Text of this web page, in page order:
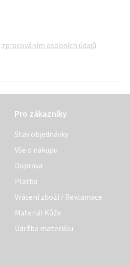
zpracováním osobních údajů
Pro zákazníky
Stav objednávky
Vše o nákupu
Doprava
Platba
Vrácení zboží / Reklamace
Materiál Kůže
Údržba materiálu